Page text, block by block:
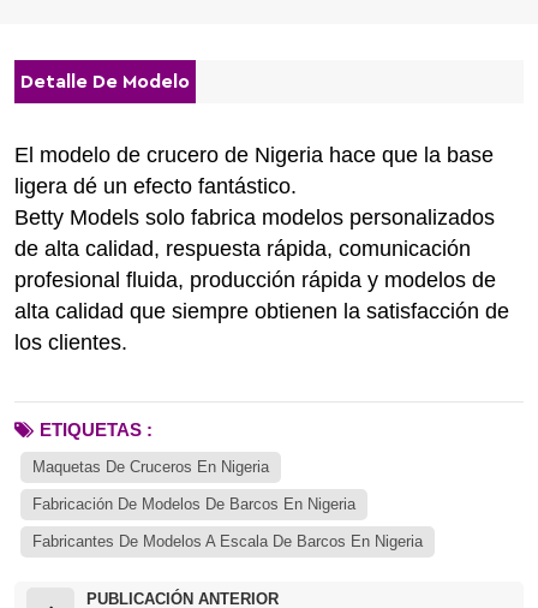
Detalle De Modelo
El modelo de crucero de Nigeria hace que la base
ligera dé un efecto fantástico.
Betty Models solo fabrica modelos personalizados
de alta calidad, respuesta rápida, comunicación
profesional fluida, producción rápida y modelos de
alta calidad que siempre obtienen la satisfacción de
los clientes.
ETIQUETAS :
Maquetas De Cruceros En Nigeria
Fabricación De Modelos De Barcos En Nigeria
Fabricantes De Modelos A Escala De Barcos En Nigeria
PUBLICACIÓN ANTERIOR